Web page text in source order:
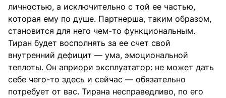
личностью, а исключительно с той ее частью,
которая ему по душе. Партнерша, таким образом,
становится для него чем-то функциональным.
Тиран будет восполнять за ее счет свой
внутренний дефицит — ума, эмоциональной
теплоты. Он априори эксплуататор: не может дать
себе чего-то здесь и сейчас — обязательно
потребует от вас. Тирана несправедливо, по его